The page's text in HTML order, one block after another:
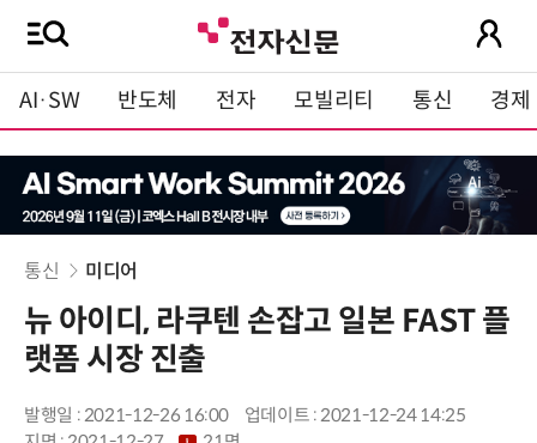
AI·SW 반도체 전자 모빌리티 통신 경제
통신 미디어
뉴 아이디, 라쿠텐 손잡고 일본 FAST 플
랫폼 시장 진출
발행일 : 2021-12-26 16:00
업데이트 : 2021-12-24 14:25